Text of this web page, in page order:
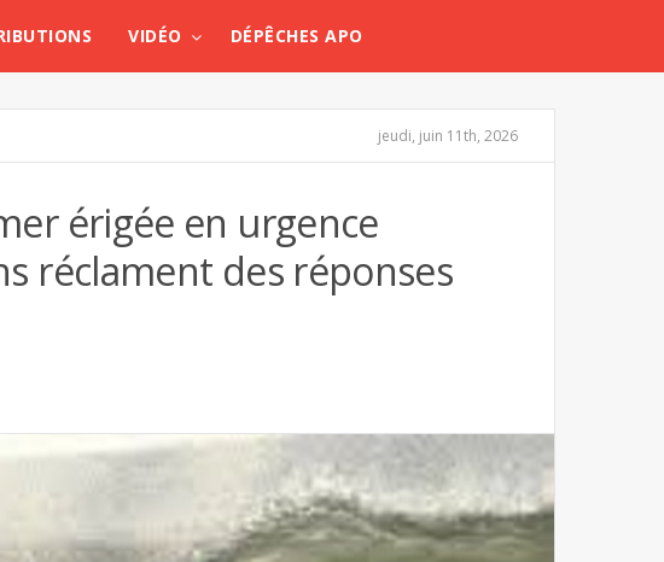
VIDÉO DÉPÊCHES APO
jeudi, juin 11th, 2026
érigée en urgence
réclament des réponses